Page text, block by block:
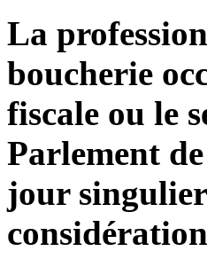
La
boucherie
fiscale ou le
Parlement
jour singulier